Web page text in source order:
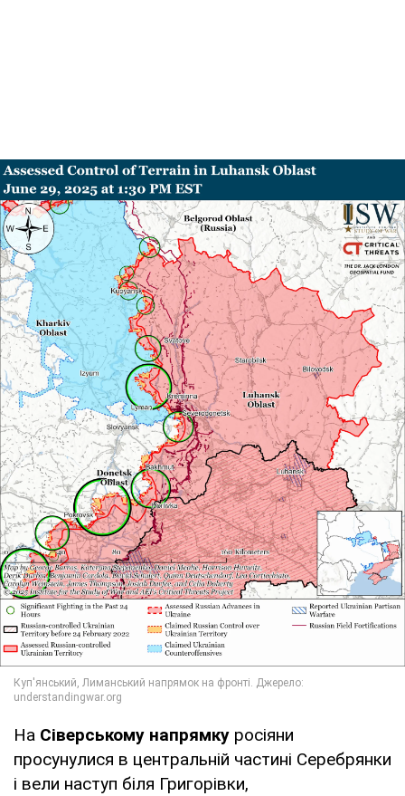
На Сіверському напрямку росіяни
просунулися в центральній частині Серебрянки
і вели наступ біля Григорівки,